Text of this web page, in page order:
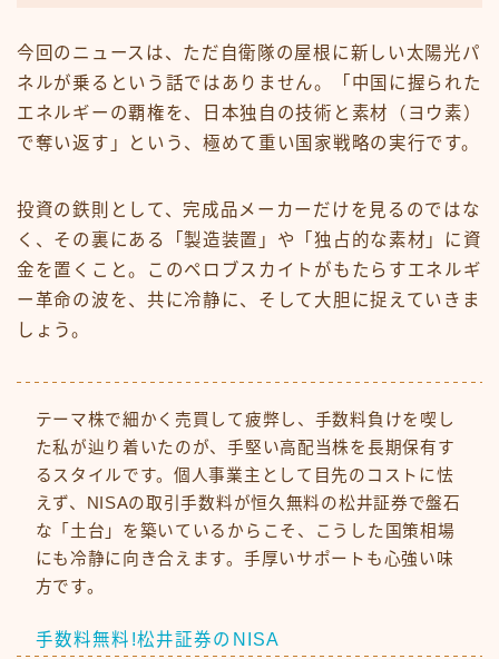
今回のニュースは、ただ自衛隊の屋根に新しい太陽光パ
ネルが乗るという話ではありません。「中国に握られた
エネルギーの覇権を、日本独自の技術と素材（ヨウ素）
で奪い返す」という、極めて重い国家戦略の実行です。
投資の鉄則として、完成品メーカーだけを見るのではな
く、その裏にある「製造装置」や「独占的な素材」に資
金を置くこと。このペロブスカイトがもたらすエネルギ
ー革命の波を、共に冷静に、そして大胆に捉えていきま
しょう。
テーマ株で細かく売買して疲弊し、手数料負けを喫し
た私が辿り着いたのが、手堅い高配当株を長期保有す
るスタイルです。個人事業主として目先のコストに怯
えず、NISAの取引手数料が恒久無料の松井証券で盤石
な「土台」を築いているからこそ、こうした国策相場
にも冷静に向き合えます。手厚いサポートも心強い味
方です。
手数料無料!松井証券のNISA